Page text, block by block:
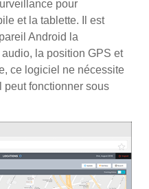
pour
et la tablette. Il est
Android la
la position GPS et
ce logiciel ne nécessite
peut fonctionner sous